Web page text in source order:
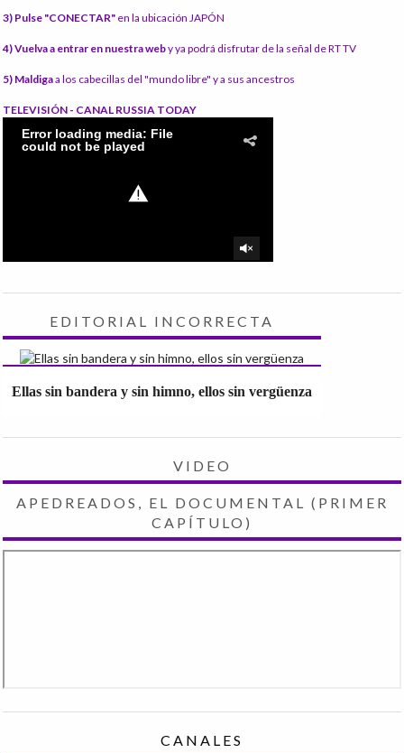
3) Pulse "CONECTAR" en la ubicación JAPÓN
4) Vuelva a entrar en nuestra weby ya podrá disfrutar de la señal de RT TV
5) Maldigaa los cabecillas del "mundo libre" y a sus ancestros
TELEVISIÓN - CANAL RUSSIA TODAY
EDITORIAL INCORRECTA
Ellas sin bandera y sin himno, ellos sin vergüenza
VIDEO
APEDREADOS, EL DOCUMENTAL (PRIMER
CAPÍTULO)
CANALES